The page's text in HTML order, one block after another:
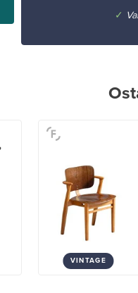
✓
VINTAGE